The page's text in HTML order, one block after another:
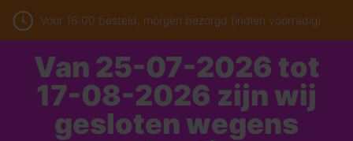
Voor 16:00 besteld, morgen bezorgd (indien voorradig)
Van 25-07-2026 tot
17-08-2026 zijn wij
gesloten wegens